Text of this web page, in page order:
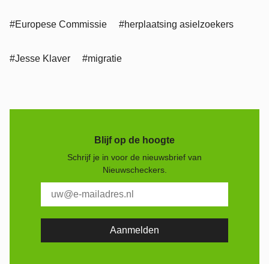
#Europese Commissie #herplaatsing asielzoekers
#Jesse Klaver #migratie
Blijf op de hoogte
Schrijf je in voor de nieuwsbrief van
Nieuwscheckers.